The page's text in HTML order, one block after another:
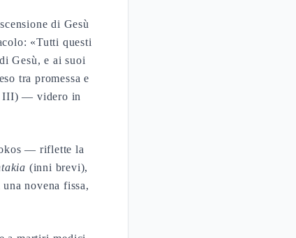
di Gesù
«Tutti questi
Gesù, e ai suoi
tra promessa e
III) — videro in
— riflette la
(inni brevi),
novena fissa,